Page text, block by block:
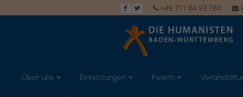
+49 711 64 93 780
Über uns Einrichtungen Feiern